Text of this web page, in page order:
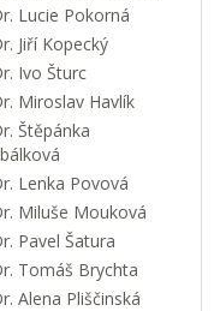
Lucie Pokorná
Jiří Kopecký
Ivo Šturc
Miroslav Havlík
Štěpánka
Lenka Povová
Miluše Mouková
Pavel Šatura
Tomáš Brychta
Alena Pliščinská